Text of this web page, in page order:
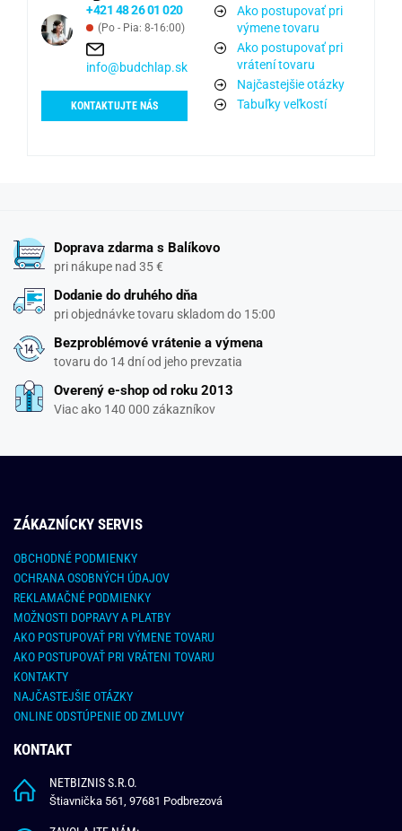
+421 48 26 01 020
(Po - Pia: 8-16:00)
info@budchlap.sk
KONTAKTUJTE NÁS
Ako postupovať pri
výmene tovaru
Ako postupovať pri
vrátení tovaru
Najčastejšie otázky
Tabuľky veľkostí
Doprava zdarma s Balíkovo
pri nákupe nad 35 €
Dodanie do druhého dňa
pri objednávke tovaru skladom do 15:00
Bezproblémové vrátenie a výmena
tovaru do 14 dní od jeho prevzatia
Overený e-shop od roku 2013
Viac ako 140 000 zákazníkov
ZÁKAZNÍCKY SERVIS
OBCHODNÉ PODMIENKY
OCHRANA OSOBNÝCH ÚDAJOV
REKLAMAČNÉ PODMIENKY
MOŽNOSTI DOPRAVY A PLATBY
AKO POSTUPOVAŤ PRI VÝMENE TOVARU
AKO POSTUPOVAŤ PRI VRÁTENI TOVARU
KONTAKTY
NAJČASTEJŠIE OTÁZKY
ONLINE ODSTÚPENIE OD ZMLUVY
KONTAKT
NETBIZNIS S.R.O.
Štiavnička 561, 97681 Podbrezová